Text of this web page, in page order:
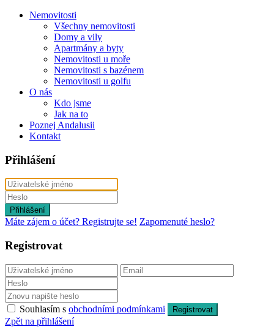
Nemovitosti
Všechny nemovitosti
Domy a vily
Apartmány a byty
Nemovitosti u moře
Nemovitosti s bazénem
Nemovitosti u golfu
O nás
Kdo jsme
Jak na to
Poznej Andalusii
Kontakt
Přihlášení
Přihlášení
Máte zájem o účet? Registrujte se! Zapomenuté heslo?
Registrovat
Souhlasím s obchodními podmínkami Registrovat
Zpět na přihlášení